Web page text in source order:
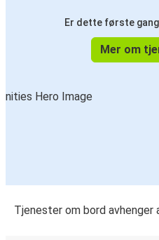
Er dette første
Mer om
Tjenester om bord avhenger